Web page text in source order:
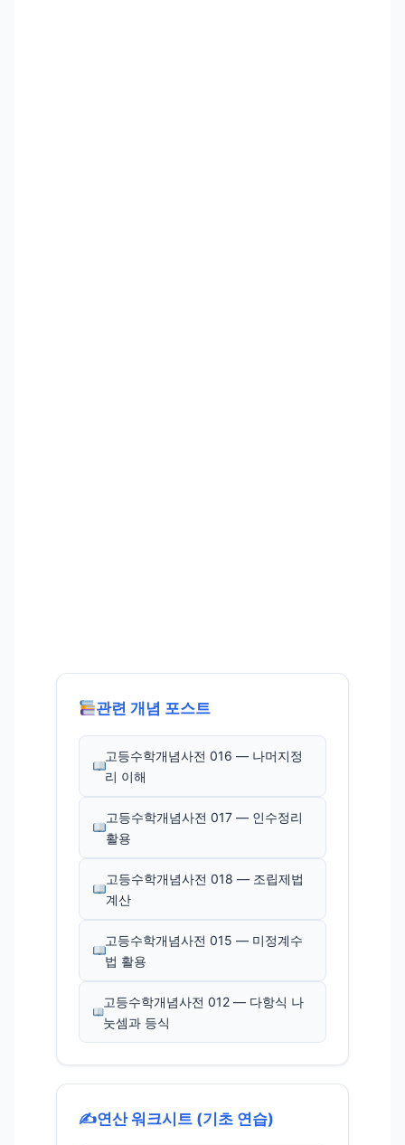
관련 개념 포스트
고등수학개념사전 016 — 나머지정
리 이해
고등수학개념사전 017 — 인수정리
활용
고등수학개념사전 018 — 조립제법
계산
고등수학개념사전 015 — 미정계수
법 활용
고등수학개념사전 012 — 다항식 나
눗셈과 등식
✍️연산 워크시트 (기초 연습)